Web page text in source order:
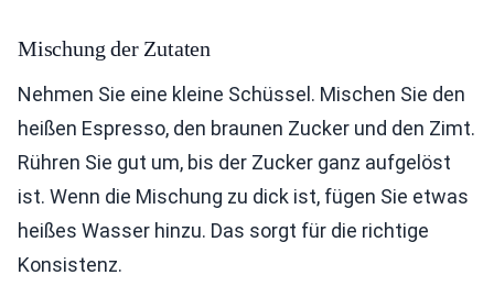
Mischung der Zutaten
Nehmen Sie eine kleine Schüssel. Mischen Sie den
heißen Espresso, den braunen Zucker und den Zimt.
Rühren Sie gut um, bis der Zucker ganz aufgelöst
ist. Wenn die Mischung zu dick ist, fügen Sie etwas
heißes Wasser hinzu. Das sorgt für die richtige
Konsistenz.